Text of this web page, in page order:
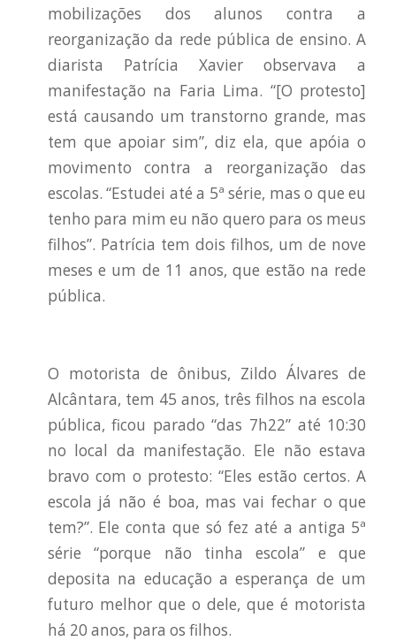
mobilizações dos alunos contra a
reorganização da rede pública de ensino. A
diarista Patrícia Xavier observava a
manifestação na Faria Lima. “[O protesto]
está causando um transtorno grande, mas
tem que apoiar sim”, diz ela, que apóia o
movimento contra a reorganização das
escolas. “Estudei até a 5ª série, mas o que eu
tenho para mim eu não quero para os meus
filhos”. Patrícia tem dois filhos, um de nove
meses e um de 11 anos, que estão na rede
pública.
O motorista de ônibus, Zildo Álvares de
Alcântara, tem 45 anos, três filhos na escola
pública, ficou parado “das 7h22” até 10:30
no local da manifestação. Ele não estava
bravo com o protesto: “Eles estão certos. A
escola já não é boa, mas vai fechar o que
tem?”. Ele conta que só fez até a antiga 5ª
série “porque não tinha escola” e que
deposita na educação a esperança de um
futuro melhor que o dele, que é motorista
há 20 anos, para os filhos.